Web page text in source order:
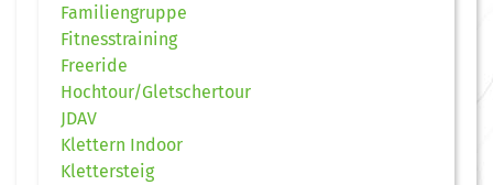
Familiengruppe
Fitnesstraining
Freeride
Hochtour/Gletschertour
JDAV
Klettern Indoor
Klettersteig